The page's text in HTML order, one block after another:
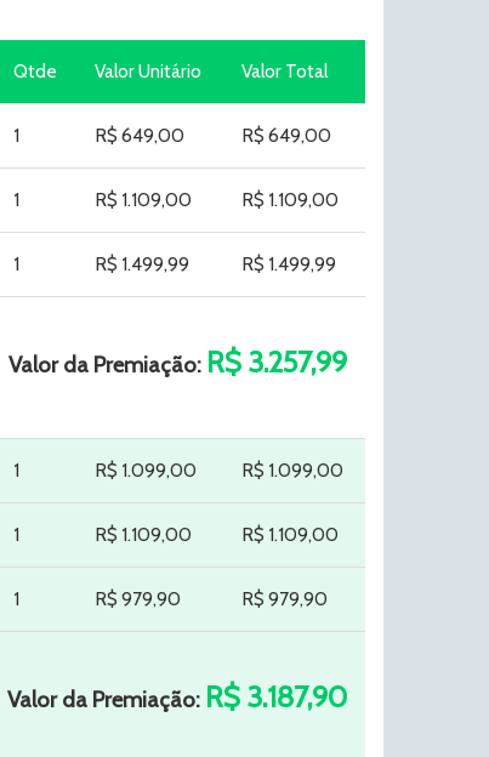
Qtde Valor Unitário Valor Total
1 R$ 649,00 R$ 649,00
1 R$ 1.109,00 R$ 1.109,00
1 R$ 1.499,99 R$ 1.499,99
Valor da Premiação: R$ 3.257,99
1 R$ 1.099,00 R$ 1.099,00
1 R$ 1.109,00 R$ 1.109,00
1 R$ 979,90 R$ 979,90
Valor da Premiação: R$ 3.187,90